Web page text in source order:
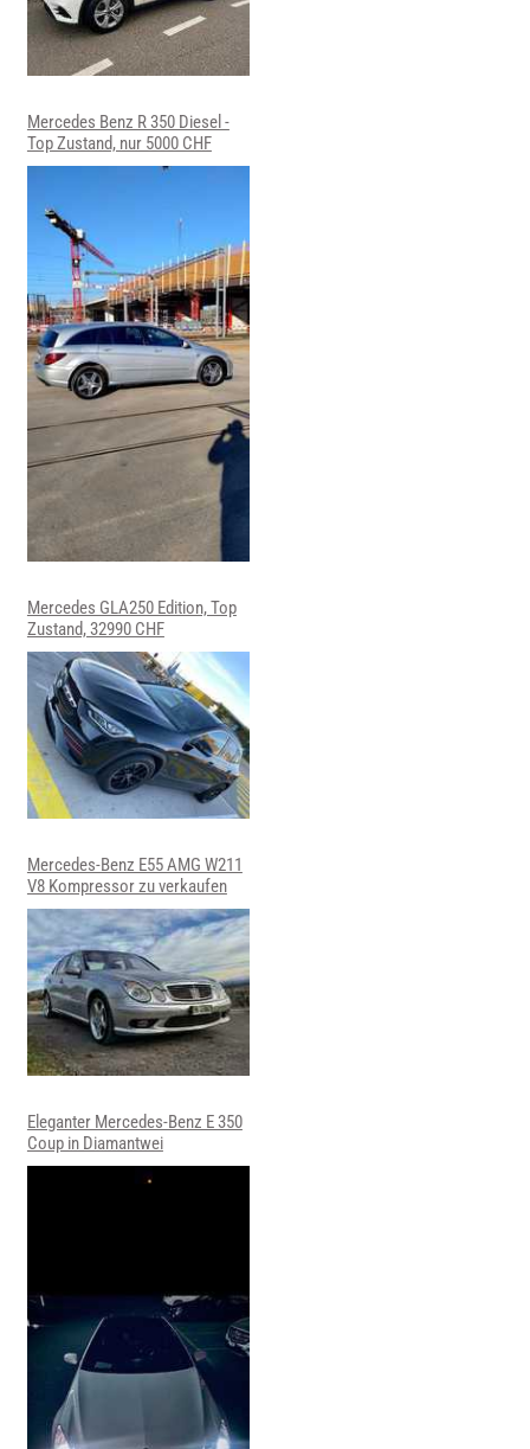
Mercedes Benz R 350 Diesel -
Top Zustand, nur 5000 CHF
Mercedes GLA250 Edition, Top
Zustand, 32990 CHF
Mercedes-Benz E55 AMG W211
V8 Kompressor zu verkaufen
Eleganter Mercedes-Benz E 350
Coup in Diamantwei